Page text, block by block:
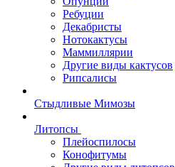
Ребуции
Декабристы
Нотокактусы
Маммиллярии
Другие виды кактусов
Рипсалисы
Стыдливые Мимозы
Литопсы
Плейоспилосы
Конофитумы